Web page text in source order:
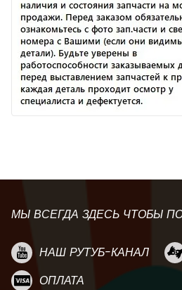
МЫ ВСЕГДА ЗДЕСЬ ЧТОБЫ
НАШ РУТУБ-КАНАЛ
ОПЛАТА